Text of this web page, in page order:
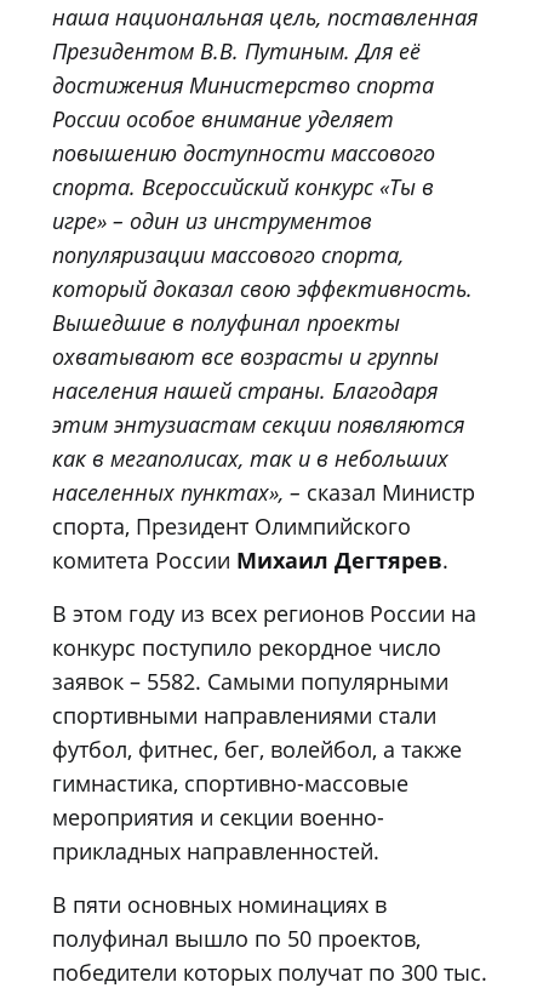
наша национальная цель, поставленная
Президентом В.В. Путиным. Для её
достижения Министерство спорта
России особое внимание уделяет
повышению доступности массового
спорта. Всероссийский конкурс «Ты в
игре» – один из инструментов
популяризации массового спорта,
который доказал свою эффективность.
Вышедшие в полуфинал проекты
охватывают все возрасты и группы
населения нашей страны. Благодаря
этим энтузиастам секции появляются
как в мегаполисах, так и в небольших
населенных пунктах», – сказал Министр
спорта, Президент Олимпийского
комитета России Михаил Дегтярев.
В этом году из всех регионов России на
конкурс поступило рекордное число
заявок – 5582. Самыми популярными
спортивными направлениями стали
футбол, фитнес, бег, волейбол, а также
гимнастика, спортивно-массовые
мероприятия и секции военно-
прикладных направленностей.
В пяти основных номинациях в
полуфинал вышло по 50 проектов,
победители которых получат по 300 тыс.